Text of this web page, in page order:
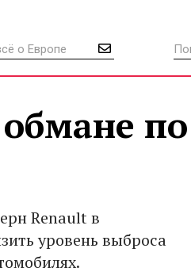
по
Renault в
уровень выброса